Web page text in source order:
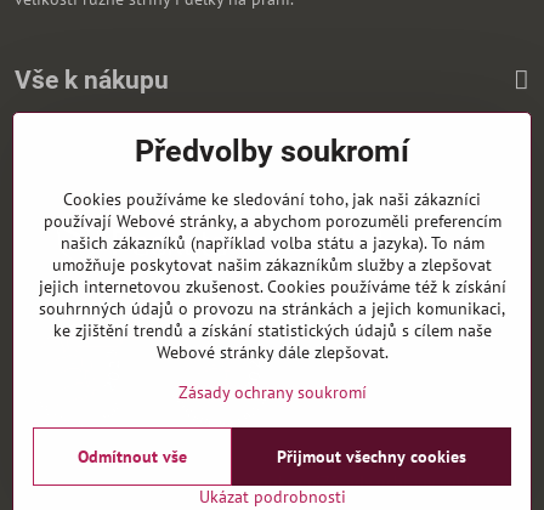
Vše k nákupu
Zasíláme i na Slovensko
©2026CopyrightPředvolby soukromíZásady ochrany soukromí
Předvolby soukromí
Cookies používáme ke sledování toho, jak naši zákazníci
používají Webové stránky, a abychom porozuměli preferencím
našich zákazníků (například volba státu a jazyka). To nám
umožňuje poskytovat našim zákazníkům služby a zlepšovat
jejich internetovou zkušenost. Cookies používáme též k získání
souhrnných údajů o provozu na stránkách a jejich komunikaci,
ke zjištění trendů a získání statistických údajů s cílem naše
Webové stránky dále zlepšovat.
Zásady ochrany soukromí
Ukázat podrobnosti
Přijmout všechny cookies
Odmítnout vše